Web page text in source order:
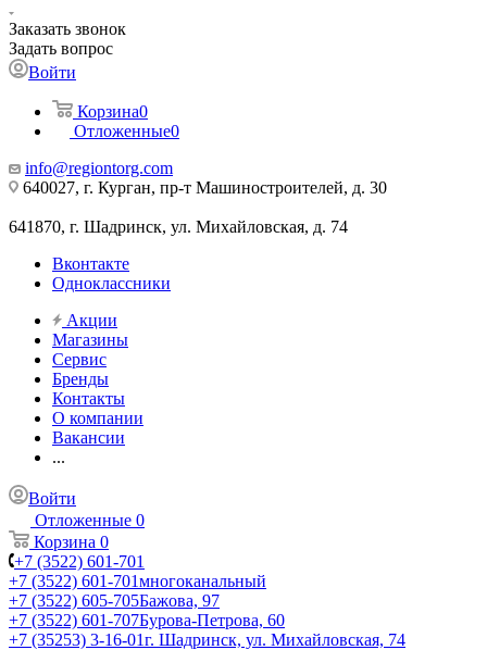
Заказать звонок
Задать вопрос
Войти
Корзина0
Отложенные0
info@regiontorg.com
640027, г. Курган, пр-т Машиностроителей, д. 30
641870, г. Шадринск, ул. Михайловская, д. 74
Вконтакте
Одноклассники
Акции
Магазины
Сервис
Бренды
Контакты
О компании
Вакансии
...
Войти
Отложенные 0
Корзина 0
+7 (3522) 601-701
+7 (3522) 601-701многоканальный
+7 (3522) 605-705Бажова, 97
+7 (3522) 601-707Бурова-Петрова, 60
+7 (35253) 3-16-01г. Шадринск, ул. Михайловская, 74